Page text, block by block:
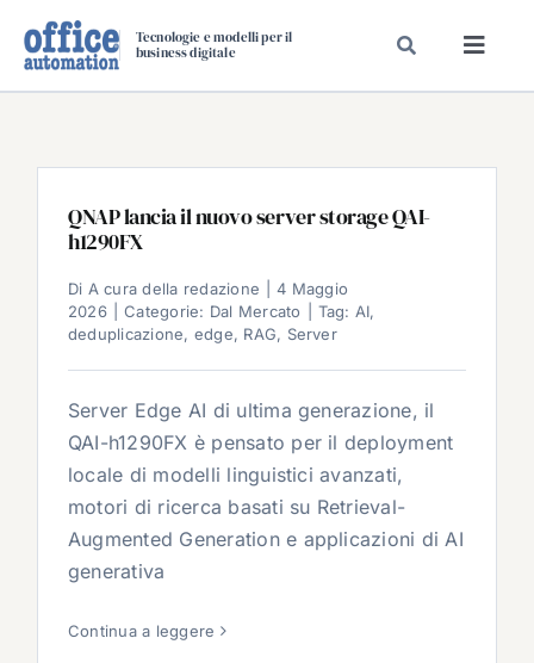
Tecnologie e modelli per il
business digitale
DAL MERCATO
CARRIERE
VIDEO
EVENTI
CHI SIAMO
QNAP lancia il nuovo server storage QAI-
h1290FX
Di A cura della redazione
4 Maggio
2026
Categorie: Dal Mercato Tag: AI,
deduplicazione, edge, RAG, Server
Server Edge AI di ultima generazione, il
QAI-h1290FX è pensato per il deployment
locale di modelli linguistici avanzati,
motori di ricerca basati su Retrieval-
Augmented Generation e applicazioni di AI
generativa
Continua a leggere